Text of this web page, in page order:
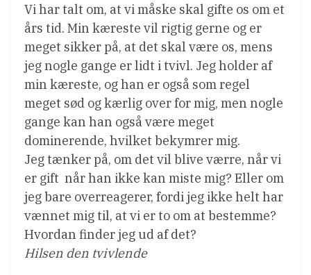
Vi har talt om, at vi måske skal gifte os om et
års tid. Min kæreste vil rigtig gerne og er
meget sikker på, at det skal være os, mens
jeg nogle gange er lidt i tvivl. Jeg holder af
min kæreste, og han er også som regel
meget sød og kærlig over for mig, men nogle
gange kan han også være meget
dominerende, hvilket bekymrer mig.
Jeg tænker på, om det vil blive værre, når vi
er gift  når han ikke kan miste mig? Eller om
jeg bare overreagerer, fordi jeg ikke helt har
vænnet mig til, at vi er to om at bestemme?
Hvordan finder jeg ud af det?
Hilsen den tvivlende